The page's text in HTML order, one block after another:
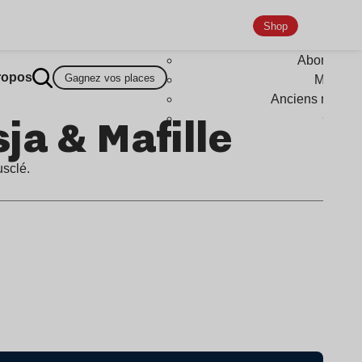
Gagnez vos places
Shop
Anciens
& Mafille